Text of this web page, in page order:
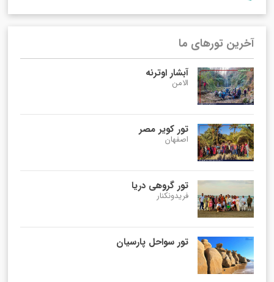
آخرین تورهای ما
آبشار اوترنه
الامن
تور کویر مصر
اصفهان
تور گروهی دریا
فریدونکنار
تور سواحل پارسیان